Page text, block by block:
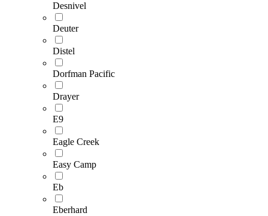
Desnivel
Deuter
Distel
Dorfman Pacific
Drayer
E9
Eagle Creek
Easy Camp
Eb
Eberhard